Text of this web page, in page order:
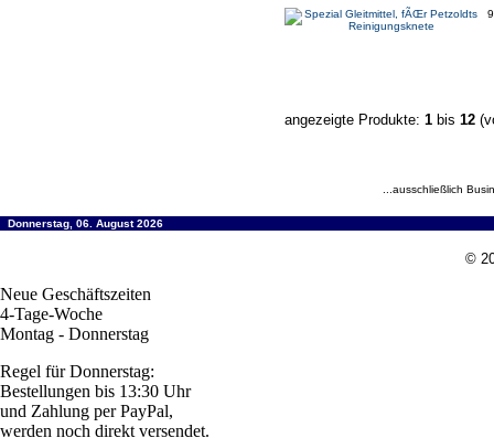
angezeigte Produkte: 1 bis 12
...ausschließlich
Donnerstag, 06. August 2026
©
Neue Geschäftszeiten
4-Tage-Woche
Montag - Donnerstag
Regel für Donnerstag:
Bestellungen bis 13:30 Uhr
und Zahlung per PayPal,
werden noch direkt versendet.